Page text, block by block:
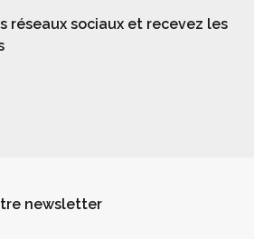
réseaux sociaux et recevez les
newsletter